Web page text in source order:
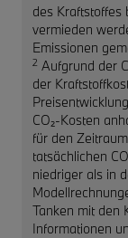
des Kraftstoffes
vermieden
Emissionen
2 Aufgrund der
der
CO₂-Kosten
für den
tatsächlichen
niedriger als in
Tanken mit den
Informationen